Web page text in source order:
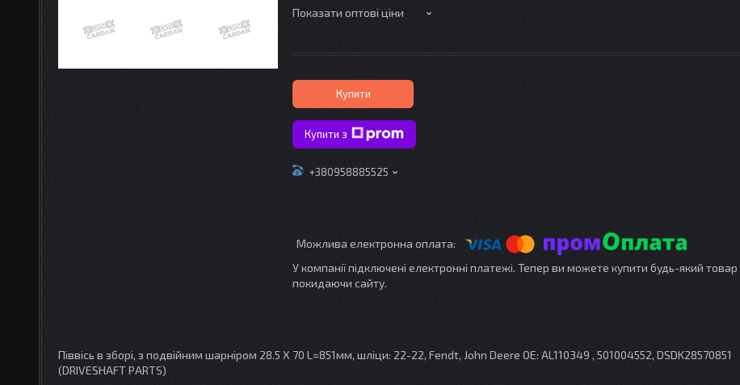
Показати оптові ціни
Купити
Купити з
+380958885525
У компанії підключені електронні платежі. Тепер ви можете купити будь-який товар
покидаючи сайту.
Піввісь в зборі, з подвійним шарніром 28.5 X 70 L=851мм, шліци: 22-22, Fendt, John Deere OE: AL110349 , 501004552, DSDK28570851
(DRIVESHAFT PARTS)